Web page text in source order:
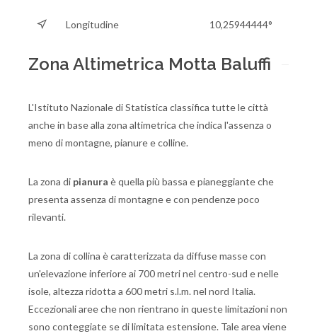
Longitudine 10,25944444°
Zona Altimetrica Motta Baluffi
L'Istituto Nazionale di Statistica classifica tutte le città
anche in base alla zona altimetrica che indica l'assenza o
meno di montagne, pianure e colline.
La zona di pianura è quella più bassa e pianeggiante che
presenta assenza di montagne e con pendenze poco
rilevanti.
La zona di collina è caratterizzata da diffuse masse con
un'elevazione inferiore ai 700 metri nel centro-sud e nelle
isole, altezza ridotta a 600 metri s.l.m. nel nord Italia.
Eccezionali aree che non rientrano in queste limitazioni non
sono conteggiate se di limitata estensione. Tale area viene